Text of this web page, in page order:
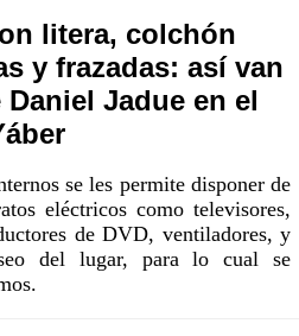
litera, colchón
y frazadas: así van
Jadue en el
se les permite disponer de
eléctricos como televisores,
de DVD, ventiladores, y
del lugar, para lo cual se